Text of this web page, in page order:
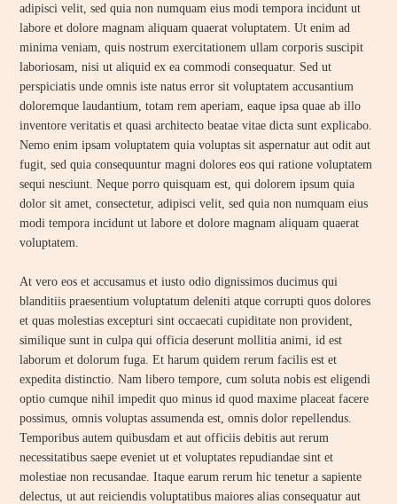
adipisci velit, sed quia non numquam eius modi tempora incidunt ut
labore et dolore magnam aliquam quaerat voluptatem. Ut enim ad
minima veniam, quis nostrum exercitationem ullam corporis suscipit
laboriosam, nisi ut aliquid ex ea commodi consequatur. Sed ut
perspiciatis unde omnis iste natus error sit voluptatem accusantium
doloremque laudantium, totam rem aperiam, eaque ipsa quae ab illo
inventore veritatis et quasi architecto beatae vitae dicta sunt explicabo.
Nemo enim ipsam voluptatem quia voluptas sit aspernatur aut odit aut
fugit, sed quia consequuntur magni dolores eos qui ratione voluptatem
sequi nesciunt. Neque porro quisquam est, qui dolorem ipsum quia
dolor sit amet, consectetur, adipisci velit, sed quia non numquam eius
modi tempora incidunt ut labore et dolore magnam aliquam quaerat
voluptatem.
At vero eos et accusamus et iusto odio dignissimos ducimus qui
blanditiis praesentium voluptatum deleniti atque corrupti quos dolores
et quas molestias excepturi sint occaecati cupiditate non provident,
similique sunt in culpa qui officia deserunt mollitia animi, id est
laborum et dolorum fuga. Et harum quidem rerum facilis est et
expedita distinctio. Nam libero tempore, cum soluta nobis est eligendi
optio cumque nihil impedit quo minus id quod maxime placeat facere
possimus, omnis voluptas assumenda est, omnis dolor repellendus.
Temporibus autem quibusdam et aut officiis debitis aut rerum
necessitatibus saepe eveniet ut et voluptates repudiandae sint et
molestiae non recusandae. Itaque earum rerum hic tenetur a sapiente
delectus, ut aut reiciendis voluptatibus maiores alias consequatur aut